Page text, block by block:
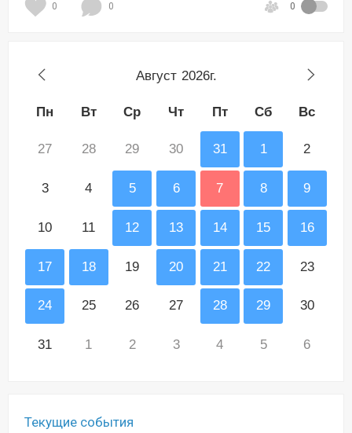
0 0 0
Август 2026г.
Пн Вт Ср Чт Пт Сб Вс
27 28 29 30 31 1 2
3 4 5 6 7 8 9
10 11 12 13 14 15 16
17 18 19 20 21 22 23
24 25 26 27 28 29 30
31 1 2 3 4 5 6
Текущие события